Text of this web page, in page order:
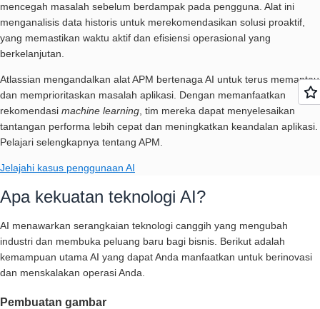
mencegah masalah sebelum berdampak pada pengguna. Alat ini
menganalisis data historis untuk merekomendasikan solusi proaktif,
yang memastikan waktu aktif dan efisiensi operasional yang
berkelanjutan.
Atlassian mengandalkan alat APM bertenaga AI untuk terus memantau
dan memprioritaskan masalah aplikasi. Dengan memanfaatkan
rekomendasi machine learning, tim mereka dapat menyelesaikan
tantangan performa lebih cepat dan meningkatkan keandalan aplikasi.
Pelajari selengkapnya tentang APM.
Jelajahi kasus penggunaan AI
Apa kekuatan teknologi AI?
AI menawarkan serangkaian teknologi canggih yang mengubah
industri dan membuka peluang baru bagi bisnis. Berikut adalah
kemampuan utama AI yang dapat Anda manfaatkan untuk berinovasi
dan menskalakan operasi Anda.
Pembuatan gambar